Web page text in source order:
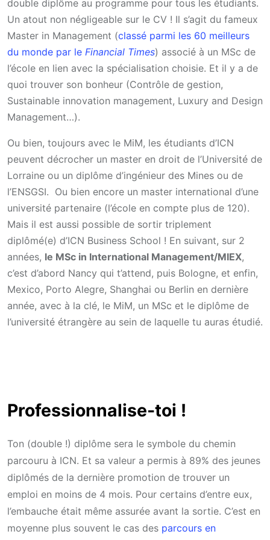
double diplôme au programme pour tous les étudiants.
Un atout non négligeable sur le CV ! Il s’agit du fameux
Master in Management (classé parmi les 60 meilleurs
du monde par le Financial Times) associé à un MSc de
l’école en lien avec la spécialisation choisie. Et il y a de
quoi trouver son bonheur (Contrôle de gestion,
Sustainable innovation management, Luxury and Design
Management…).
Ou bien, toujours avec le MiM, les étudiants d’ICN
peuvent décrocher un master en droit de l’Université de
Lorraine ou un diplôme d’ingénieur des Mines ou de
l’ENSGSI. Ou bien encore un master international d’une
université partenaire (l’école en compte plus de 120).
Mais il est aussi possible de sortir triplement
diplômé(e) d’ICN Business School ! En suivant, sur 2
années, le MSc in International Management/MIEX,
c’est d’abord Nancy qui t’attend, puis Bologne, et enfin,
Mexico, Porto Alegre, Shanghai ou Berlin en dernière
année, avec à la clé, le MiM, un MSc et le diplôme de
l’université étrangère au sein de laquelle tu auras étudié.
Professionnalise-toi !
Ton (double !) diplôme sera le symbole du chemin
parcouru à ICN. Et sa valeur a permis à 89% des jeunes
diplômés de la dernière promotion de trouver un
emploi en moins de 4 mois. Pour certains d’entre eux,
l’embauche était même assurée avant la sortie. C’est en
moyenne plus souvent le cas des parcours en